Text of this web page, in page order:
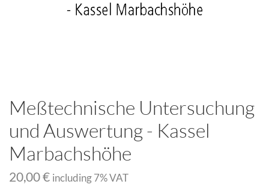
Meßtechnische Untersuchung
und Auswertung - Kassel
Marbachshöhe
20,00 € including 7% VAT